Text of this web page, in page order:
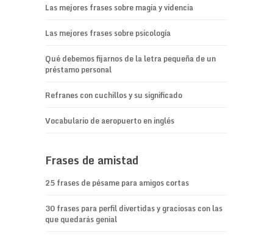
Las mejores frases sobre magia y videncia
Las mejores frases sobre psicología
Qué debemos fijarnos de la letra pequeña de un
préstamo personal
Refranes con cuchillos y su significado
Vocabulario de aeropuerto en inglés
Frases de amistad
25 frases de pésame para amigos cortas
30 frases para perfil divertidas y graciosas con las
que quedarás genial